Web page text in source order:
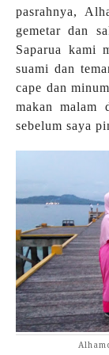
pasrahnya,
gemetar dan
Saparua kami
suami dan
cape dan
makan malam
sebelum saya